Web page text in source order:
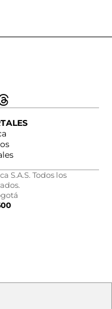
S.A.S. Todos los